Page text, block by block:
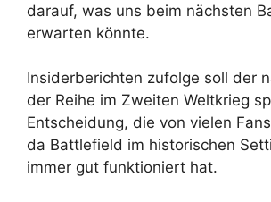
darauf, was uns beim nächsten
erwarten könnte.
Insiderberichten zufolge soll der
der Reihe im Zweiten Weltkrieg
Entscheidung, die von vielen
da Battlefield im historischen
immer gut funktioniert hat.